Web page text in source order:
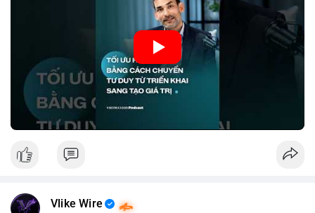
định dựa trên dữ liệu. Điều này đặc biệt quan trọng trong thời
kỳ phát triển nhanh chóng của ngành crypto, nơi tính chính xác
và tốc độ là yếu tố quyết định.
🎥 Xem video trực tiếp tại:
Nguồn: VIETSUCCESS
Vlike Wire